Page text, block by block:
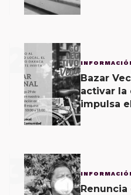
2
Bazar
activar la
impulsa
3